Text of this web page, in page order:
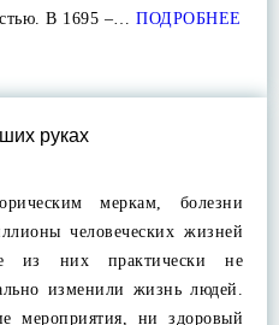
В 1695 –… ПОДРОБНЕЕ
руках
меркам, болезни
человеческих жизней
из них практически не
изменили жизнь людей.
мероприятия, ни здоровый